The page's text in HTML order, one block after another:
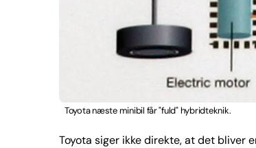
Toyota næste minibil får "fuld" hybridteknik.
Toyota siger ikke direkte, at det bliver